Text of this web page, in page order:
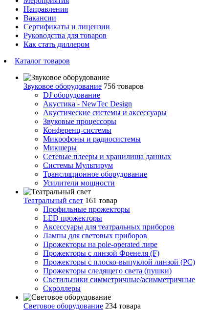
Направления
Вакансии
Сертификаты и лицензии
Руководства для товаров
Как стать диллером
Каталог товаров
Звуковое оборудование 756 товаров
DJ оборудование
Акустика - NewTec Design
Акустические системы и аксессуары
Звуковые процессоры
Конференц-системы
Микрофоны и радиосистемы
Микшеры
Сетевые плееры и хранилища данных
Системы Мультирум
Трансляционное оборудование
Усилители мощности
Театральный свет 161 товар
Профильные прожекторы
LED прожекторы
Аксессуары для театральных приборов
Лампы для световых приборов
Прожекторы на pole-operated лире
Прожекторы с линзой Френеля (F)
Прожекторы с плоско-выпуклой линзой (PC)
Прожекторы следящего света (пушки)
Светильники симметричные/асимметричные
Скроллеры
Световое оборудование 234 товара